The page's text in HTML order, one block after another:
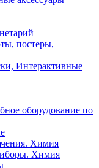
постеры,
Интерактивные
оборудование по
Химия
Химия